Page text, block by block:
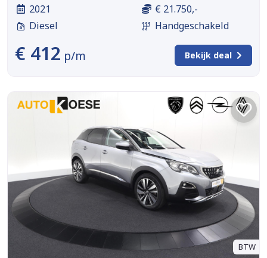
2021
Diesel
€ 21.750,-
Handgeschakeld
€ 412 p/m Bekijk deal
BTW